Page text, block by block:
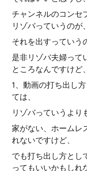
チャンネルのコンセ
リゾバっていうのが、
それを出すっていう
是非リゾバ夫婦って
ところなんですけど、
1、動画の打ち出し
ては、
リゾバっていうより
家がない、ホームレ
れないですけど、
でも打ち出し方とし
ってもいいかもしれ